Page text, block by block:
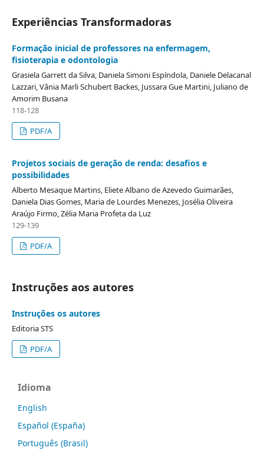
Experiências Transformadoras
Formação inicial de professores na enfermagem,
fisioterapia e odontologia
Grasiela Garrett da Silva, Daniela Simoni Espíndola, Daniele Delacanal
Lazzari, Vânia Marli Schubert Backes, Jussara Gue Martini, Juliano de
Amorim Busana
118-128
PDF/A
Projetos sociais de geração de renda: desafios e
possibilidades
Alberto Mesaque Martins, Eliete Albano de Azevedo Guimarães,
Daniela Dias Gomes, Maria de Lourdes Menezes, Josélia Oliveira
Araújo Firmo, Zélia Maria Profeta da Luz
129-139
PDF/A
Instruções aos autores
Instruções os autores
Editoria STS
PDF/A
Idioma
English
Español (España)
Português (Brasil)